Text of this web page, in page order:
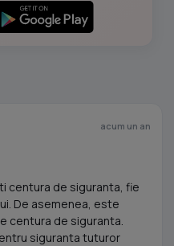
acum un an
centura de siguranta, fie
De asemenea, este
centura de siguranta.
siguranta tuturor